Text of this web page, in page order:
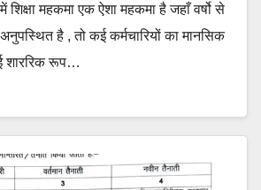
शिक्षा महकमा एक ऐशा महकमा है जहाँ वर्षो से
है , तो कई कर्मचारियों का मानसिक
शाररिक रूप…